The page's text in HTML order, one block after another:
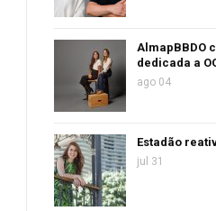
AlmapBBDO
dedicada a
ago 04
Estadão
jul 31